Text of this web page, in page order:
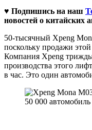
♥ Подпишись на наш
новостей о китайских
50-тысячный Xpeng
поскольку продажи
Компания Xpeng
производства этого
в час. Это один
50 000